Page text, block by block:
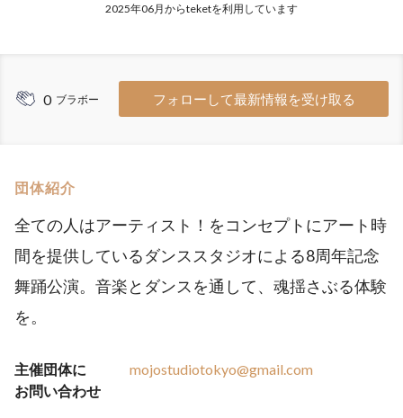
2025年06月からteketを利用しています
0 ブラボー フォローして最新情報を受け取る
団体紹介
全ての人はアーティスト！をコンセプトにアート時
間を提供しているダンススタジオによる8周年記念
舞踊公演。音楽とダンスを通して、魂揺さぶる体験
を。
主催団体に
お問い合わせ
mojostudiotokyo@gmail.com